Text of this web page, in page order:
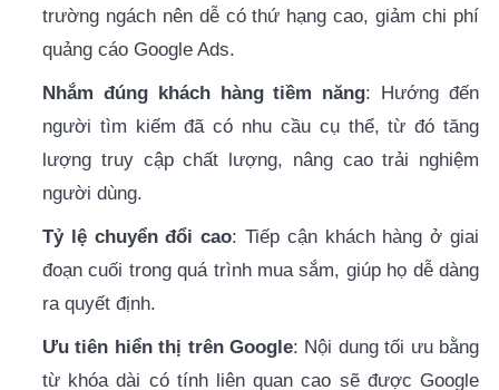
trường ngách nên dễ có thứ hạng cao, giảm chi phí
quảng cáo Google Ads.
Nhắm đúng khách hàng tiềm năng: Hướng đến
người tìm kiếm đã có nhu cầu cụ thể, từ đó tăng
lượng truy cập chất lượng, nâng cao trải nghiệm
người dùng.
Tỷ lệ chuyển đổi cao: Tiếp cận khách hàng ở giai
đoạn cuối trong quá trình mua sắm, giúp họ dễ dàng
ra quyết định.
Ưu tiên hiển thị trên Google: Nội dung tối ưu bằng
từ khóa dài có tính liên quan cao sẽ được Google